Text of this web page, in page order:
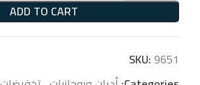
ADD TO CART
SKU:9651